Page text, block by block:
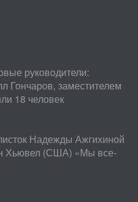
руководители:
Гончаров, заместителем
18 человек
Надежды Ажгихиной
Хьювел (США) «Мы все-